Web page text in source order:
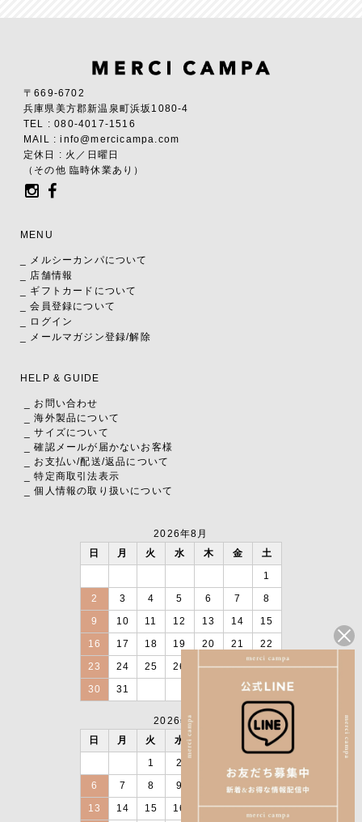
〒669-6702
兵庫県美方郡新温泉町浜坂1080-4
TEL : 080-4017-1516
MAIL : info@mercicampa.com
定休日 : 火／日曜日
（その他 臨時休業あり）
MENU
_ メルシーカンパについて
_ 店舗情報
_ ギフトカードについて
_ 会員登録について
_ ログイン
_ メールマガジン登録/解除
HELP & GUIDE
_ お問い合わせ
_ 海外製品について
_ サイズについて
_ 確認メールが届かないお客様
_ お支払い/配送/返品について
_ 特定商取引法表示
_ 個人情報の取り扱いについて
2026年8月
日
月 火 水 木 金
土
1
2
3 4 5 6 7
8
9
10 11 12 13 14
15
16
17 18 19 20 21
22
23
24 25 26 27 28
29
30
31
2026年9月
日
月 火 水
土
1
2
6
7 8 9 11
12
13
14 15 16 17 18 19